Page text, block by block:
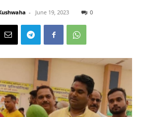
- June 19, 2023 0